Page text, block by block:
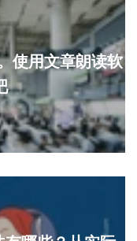
使用文章朗读软